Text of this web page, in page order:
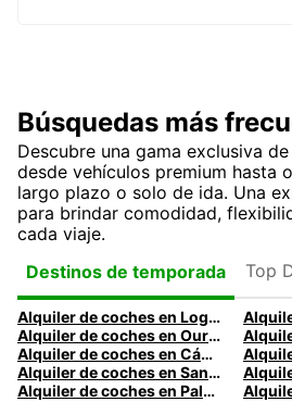
Búsquedas más
Descubre una gama exclusiva
desde vehículos premium hasta
largo plazo o solo de ida. Una
para brindar comodidad,
cada viaje.
Destinos de temporada
Top
Alquiler de coches en Logroño
Alquiler de coches en Ourense
Alquiler de coches en Cádiz
Alquiler de coches en Santander
Alquiler de coches en Palma